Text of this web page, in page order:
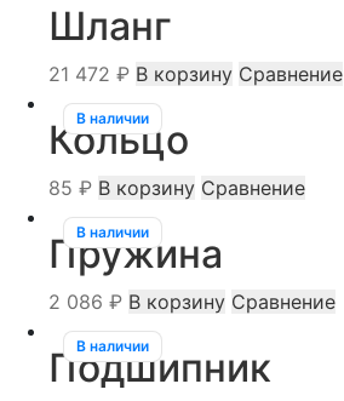
Шланг
21 472 ₽ В корзину Сравнение
В наличии
Кольцо
85 ₽ В корзину Сравнение
В наличии
Пружина
2 086 ₽ В корзину Сравнение
В наличии
Подшипник